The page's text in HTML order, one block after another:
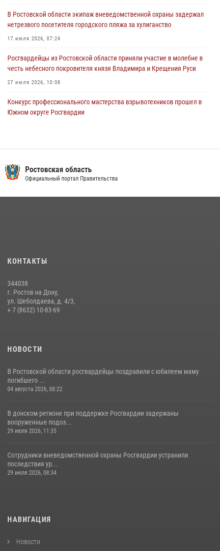
В Ростовской области экипаж вневедомственной охраны задержал
нетрезвого посетителя городского пляжа за хулиганство
17 июля 2026, 07:24
Росгвардейцы из Ростовской области приняли участие в молебне в
честь небесного покровителя князя Владимира и Крещения Руси
27 июля 2026, 10:08
Конкурс профессионального мастерства взрывотехников прошел в
Южном округе Росгвардии
продажи
13 июля 2026, 10:22
В донской столице Росгвардия приняла участие в оперативно-
профилактических мероприятиях в районе рынков «Темерник»
27 июля 2026, 12:35
Ростовская область
Официальный портал Правительства
КОНТАКТЫ
344038
г. Ростов на Дону,
ул. Шеболдаева, д. 4/3,
+ 7 (8632) 10-83-69
НОВОСТИ
В Ростовской области росгвардейцы поздравили с юбилеем маму
погибшего ...
04 августа 2026, 08:22
В донском регионе при поддержке Росгвардии задержаны
вооруженные подоз...
29 июля 2026, 11:35
Сотрудники вневедомственной охраны Росгвардии устранили
последствия ур...
29 июля 2026, 08:34
НАВИГАЦИЯ
Новости